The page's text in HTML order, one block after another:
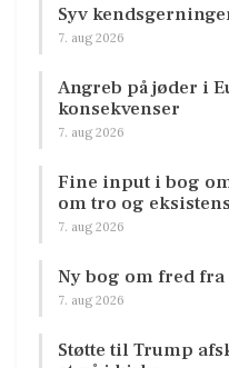
Syv
7. aug 2026
Angreb på jøder i
konsekvenser
7. aug 2026
Fine input i bog
om tro og eksistens
7. aug 2026
Ny bog om fred
7. aug 2026
Støtte til Trump